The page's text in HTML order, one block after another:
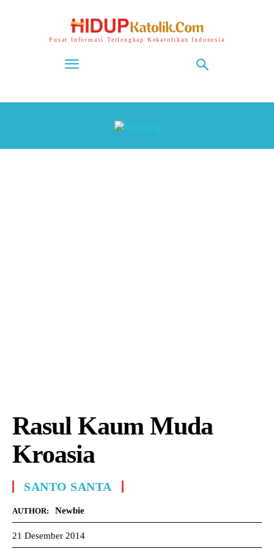
Pusat Informasi Terlengkap Kekatolikan Indonesia
Rasul Kaum Muda
Kroasia
SANTO SANTA
AUTHOR: Newbie
21 Desember 2014